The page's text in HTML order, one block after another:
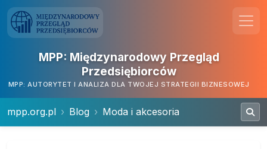
MPP: Międzynarodowy Przegląd
Przedsiębiorców
MPP: AUTORYTET I ANALIZA DLA TWOJEJ STRATEGII BIZNESOWEJ
mpp.org.pl Blog Moda i akcesoria